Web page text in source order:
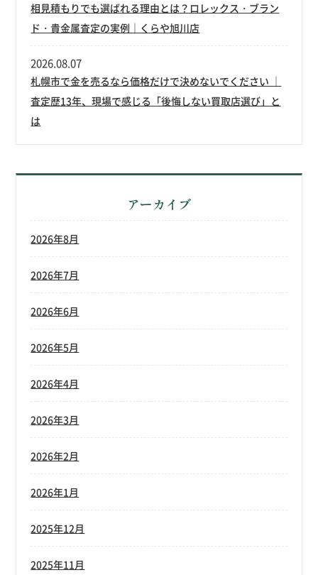
相見積もりでも選ばれる理由とは？ロレックス・ブラン
ド・貴金属査定の実例｜くらや旭川店
札幌市で金を売るなら価格だけで決めないでください ｜
査定歴13年、現場で感じる「後悔しない買取店選び」と
は
2026.08.07
アーカイブ
2026年8月
2026年7月
2026年6月
2026年5月
2026年4月
2026年3月
2026年2月
2026年1月
2025年12月
2025年11月